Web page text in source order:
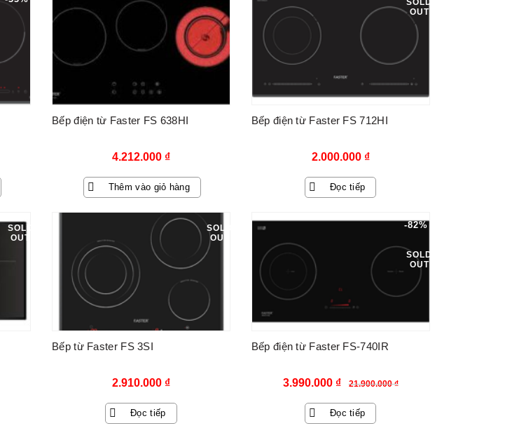
Bếp điện từ Faster FS 638HI
4.212.000 ₫
Thêm vào giỏ hàng
SOLD
OUT
Bếp điện từ Faster FS 712HI
2.000.000 ₫
Đọc tiếp
SOLD
OUT
SOLD
OUT
Bếp từ Faster FS 3SI
2.910.000 ₫
Đọc tiếp
-82%
SOLD
OUT
Bếp điện từ Faster FS-740IR
21.900.000₫
Giá
gốc
là:
3.990.000 ₫
Giá
hiện
tại
Đọc tiếp